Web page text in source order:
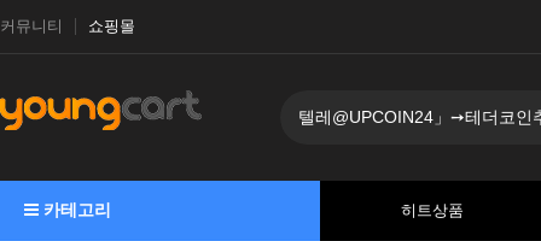
커뮤니티 쇼핑몰
카테고리 히트상품